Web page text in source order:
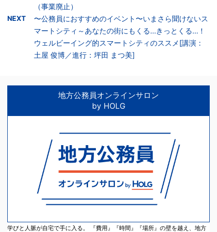
（事業廃止）
NEXT
〜公務員におすすめのイベント〜いまさら聞けないス
マートシティ～あなたの街にもくる…きっとくる…！
ウェルビーイング的スマートシティのススメ[講演：
土屋 俊博／進行：坪田 まつ美]
地方公務員オンラインサロン
by HOLG
学びと人脈が自宅で手に入る。 『費用』『時間』『場所』の壁を越え、地方